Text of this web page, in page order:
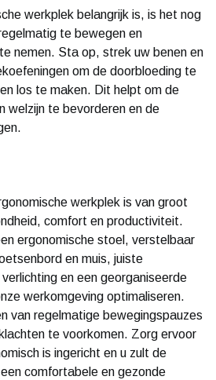
werkplek belangrijk is, is het nog
te bewegen en
nemen. Sta op, strek uw benen en
om de doorbloeding te
los te maken. Dit helpt om de
welzijn te bevorderen en de
werkplek is van groot
comfort en productiviteit.
ergonomische stoel, verstelbaar
en muis, juiste
en een georganiseerde
werkomgeving optimaliseren.
van regelmatige bewegingspauzes
te voorkomen. Zorg ervoor
is ingericht en u zult de
comfortabele en gezonde